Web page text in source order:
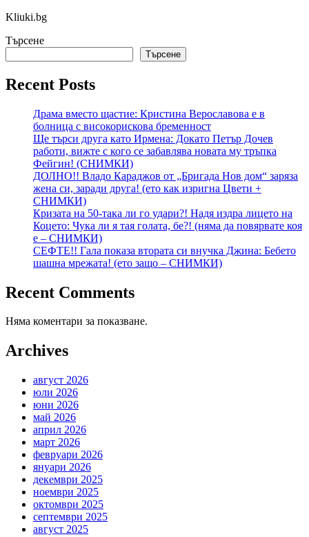
Kliuki.bg
Търсене
Търсене
Recent Posts
Драма вместо щастие: Кристина Верославова е в
болница с високорискова бременност
Ще търси друга като Ирмена: Докато Петър Дочев
работи, вижте с кого се забавлява новата му тръпка
Фейгин! (СНИМКИ)
ДОЛНО!! Владо Караджов от „Бригада Нов дом“ заряза
жена си, заради друга! (ето как изригна Цвети +
СНИМКИ)
Кризата на 50-така ли го удари?! Надя издра лицето на
Коцето: Чука ли я тая голата, бе?! (няма да повярвате коя
е – СНИМКИ)
СЕФТЕ!! Гала показа втората си внучка Джина: Бебето
шашна мрежата! (ето защо – СНИМКИ)
Recent Comments
Няма коментари за показване.
Archives
август 2026
юли 2026
юни 2026
май 2026
април 2026
март 2026
февруари 2026
януари 2026
декември 2025
ноември 2025
октомври 2025
септември 2025
август 2025